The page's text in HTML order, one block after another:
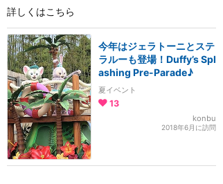
詳しくはこちら
今年はジェラトーニとステ
ラルーも登場！Duffy’s Spl
ashing Pre-Parade♪
夏イベント
13
konbu
2018年6月に訪問